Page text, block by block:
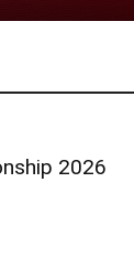
2026